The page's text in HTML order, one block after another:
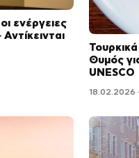
ενέργειες
Θυμός
UNESCO
18.02.2026